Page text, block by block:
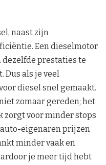
naast zijn
Een dieselmotor
prestaties te
Dus als je veel
diesel snel gemaakt.
zomaar gereden; het
voor minder stops
eigenaren prijzen
minder vaak en
je meer tijd hebt